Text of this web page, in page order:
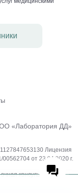
«Лаборатория ДД»
Лицензия
от 23.04.2020 г.
консультация